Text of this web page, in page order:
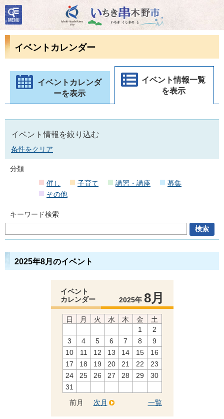
いちき串木野市
検
索・
共通
ューイベントカレンダー
イベントカレンダ
ーを表示
イベント情報一覧
を表示
イベント情報を絞り込む
条件をクリア
分類
催し
子育て 講習・講座
募集
その他
キーワード検索
2025年8月のイベント
イベント
カレンダー
2025年 8月
日 月 火 水 木 金
土
1
2
3
4 5 6 7 8
9
10
11 12 13 14 15
16
17
18 19 20 21 22
23
24
25 26 27 28 29
30
31
前月
一覧
次月